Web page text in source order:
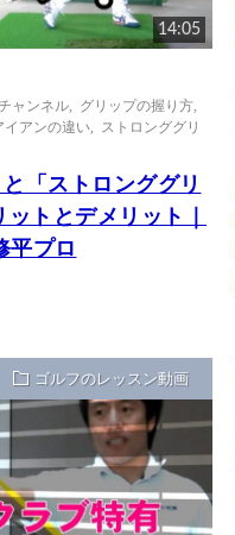
14:05
ャンネル
グリップの握り方
イアンの違い
ストロンググリ
「ストロンググリ
トとデメリット｜
平プロ
ゴルフのレッスン動画